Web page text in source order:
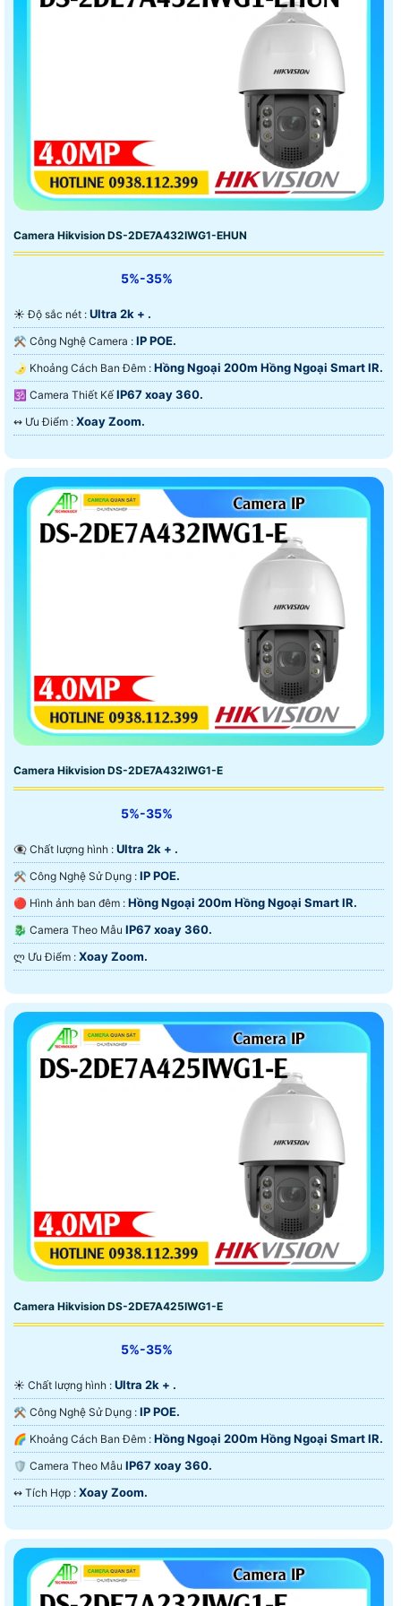
lại hiệu quả cao.
Camera Hikvision DS-2DE7A432IWG1-EHUN
5%-35%
☀️ Độ sắc nét : Ultra 2k + .
⚒ Công Nghệ Camera : IP POE.
🌛 Khoảng Cách Ban Đêm : Hồng Ngoại 200m Hồng Ngoại Smart IR.
🕉️ Camera Thiết Kế IP67 xoay 360.
️↭ Ưu Điểm : Xoay Zoom.
Camera Hikvision DS-2DE7A432IWG1-E
5%-35%
👁️‍🗨 Chất lượng hình : Ultra 2k + .
⚒ Công Nghệ Sử Dụng : IP POE.
🔴 Hình ảnh ban đêm : Hồng Ngoại 200m Hồng Ngoại Smart IR.
🐉️ Camera Theo Mẫu IP67 xoay 360.
️ლ Ưu Điểm : Xoay Zoom.
Camera Hikvision DS-2DE7A425IWG1-E
5%-35%
☀️ Chất lượng hình : Ultra 2k + .
⚒ Công Nghệ Sử Dụng : IP POE.
🌈 Khoảng Cách Ban Đêm : Hồng Ngoại 200m Hồng Ngoại Smart IR.
🛡 Camera Theo Mẫu IP67 xoay 360.
️↭ Tích Hợp : Xoay Zoom.